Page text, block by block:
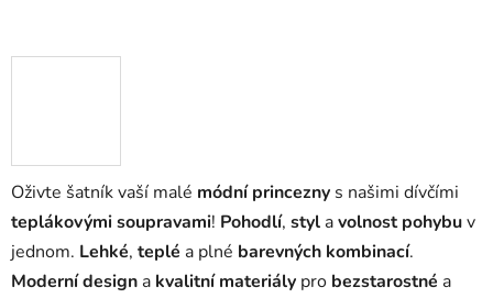
Oživte šatník vaší malé módní princezny s našimi dívčími
teplákovými soupravami! Pohodlí, styl avolnost pohybuv
jednom. Lehké, teplé a plné barevných kombinací.
Moderní design a kvalitní materiály pro bezstarostné a